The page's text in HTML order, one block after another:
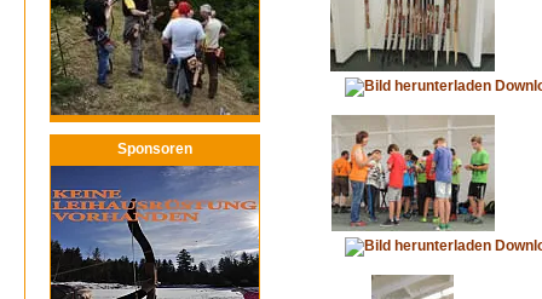
Sponsoren